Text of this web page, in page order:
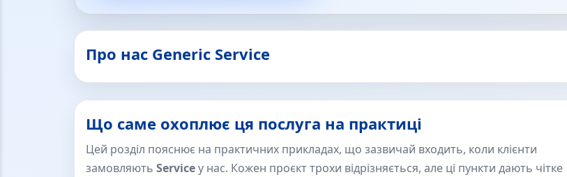
Про нас Generic Service
Що саме охоплює ця послуга на практиці
Цей розділ пояснює на практичних прикладах, що зазвичай входить, коли клієнти
замовляють Serviceу нас. Кожен проєкт трохи відрізняється, але ці пункти дають чітке